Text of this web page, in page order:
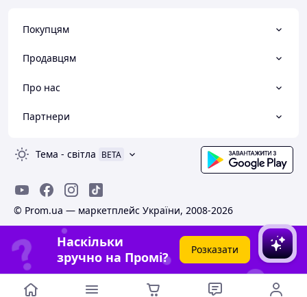
Покупцям
Продавцям
Про нас
Партнери
Тема - світла BETA
© Prom.ua — маркетплейс України, 2008-2026
Наскільки
зручно на Промі?
Розказати